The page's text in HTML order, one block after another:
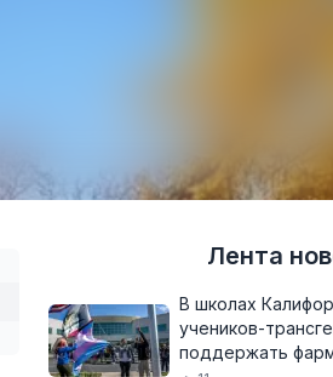
Лента
В школах
учеников-
поддержать